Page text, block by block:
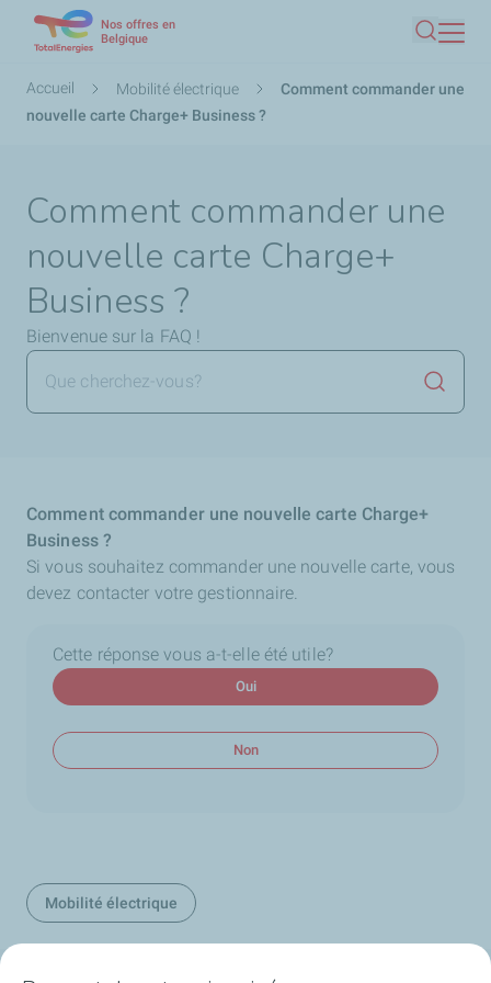
contenu
principal
Nos offres en
Belgique
Fil
d'Ariane
Accueil Mobilité électrique
Comment commander une
nouvelle carte Charge+ Business ?
Comment commander une
nouvelle carte Charge+
Business ?
Bienvenue sur la FAQ !
Comment commander une nouvelle carte Charge+
Business ?
Si vous souhaitez commander une nouvelle carte, vous
devez contacter votre gestionnaire.
Cette réponse vous a-t-elle été utile?
Oui
Non
Mobilité électrique